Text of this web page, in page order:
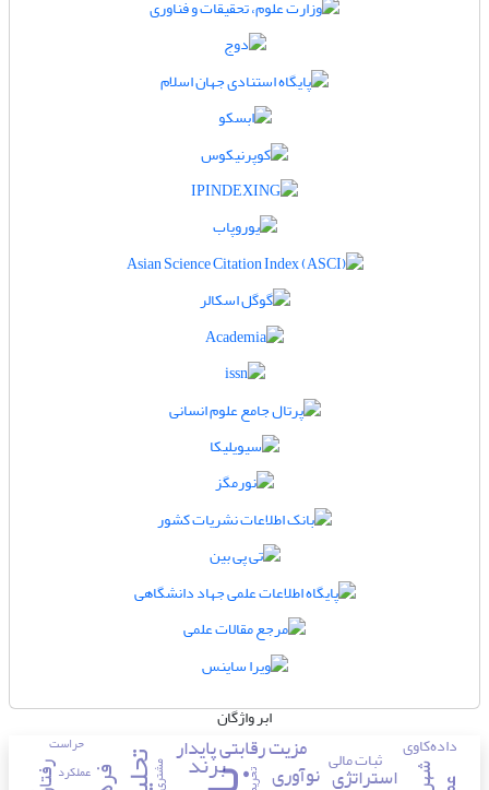
ابر واژگان
برند
مزیت رقابتی پایدار
نوآوری استراتژی
ثبات مالی داده‌کاوی
عملکرد
حراست
تحریم مشتری